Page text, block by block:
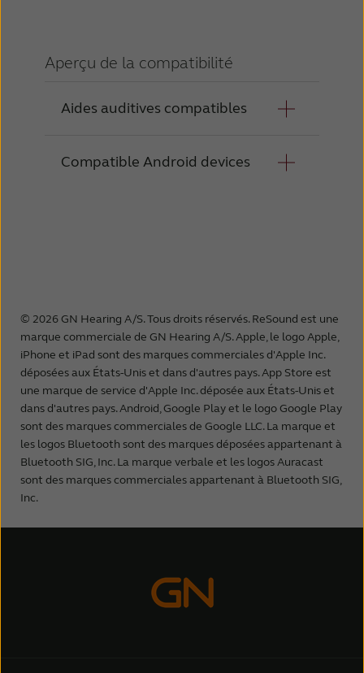
Aperçu de la compatibilité
Aides auditives compatibles
Compatible Android devices
Samsung Galaxy S25 Ultra
Samsung Galaxy S25+
Samsung Galaxy S25
Samsung Galaxy S25 FE
Samsung Galaxy S24 Ultra
Samsung Galaxy S24+
Samsung Galaxy S24
Samsung Galaxy S23 Ultra
Samsung Galaxy S23+
Samsung Galaxy Tab S9 5G
Samsung Galaxy Z Fold7
© 2026 GN Hearing A/S. Tous droits réservés. ReSound est une
marque commerciale de GN Hearing A/S. Apple, le logo Apple,
iPhone et iPad sont des marques commerciales d'Apple Inc.
déposées aux États-Unis et dans d'autres pays. App Store est
une marque de service d'Apple Inc. déposée aux États-Unis et
dans d'autres pays. Android, Google Play et le logo Google Play
sont des marques commerciales de Google LLC. La marque et
les logos Bluetooth sont des marques déposées appartenant à
Bluetooth SIG, Inc. La marque verbale et les logos Auracast
sont des marques commerciales appartenant à Bluetooth SIG,
Inc.